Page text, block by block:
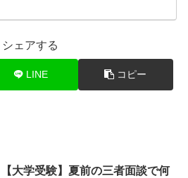
シェアする
LINE コピー
【大学受験】夏前の三者面談で何